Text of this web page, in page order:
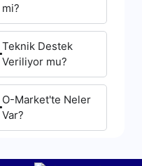
mi?
Teknik Destek
Veriliyor mu?
O-Market'te Neler
Var?